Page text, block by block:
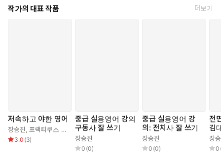
작가의 대표 작품 더보기
저속하고 야한 영어
장승진,프랙티쿠스 연구팀
3.0 (3)
중급 실용영어 강의
구동사 잘 쓰기
장승진
0 (0)
중급 실용영어 강
의: 전치사 잘 쓰기
장승진
0 (0)
전
김
장
0